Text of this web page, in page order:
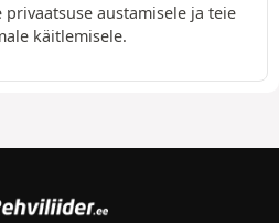
austamisele ja teie
käitlemisele.